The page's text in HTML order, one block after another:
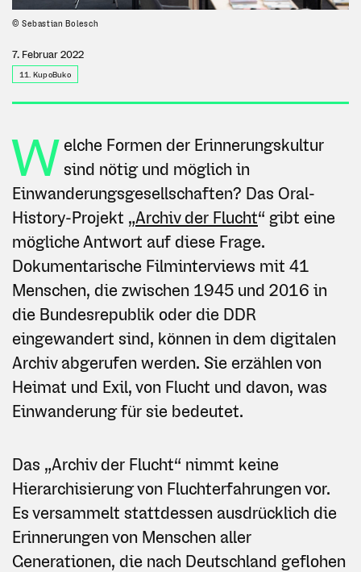
© Sebastian Bolesch
7. Februar 2022
11. KupoBuko
W elche Formen der Erinnerungskultur
sind nötig und möglich in
Einwanderungsgesellschaften? Das Oral-
History-Projekt „Archiv der Flucht“ gibt eine
mögliche Antwort auf diese Frage.
Dokumentarische Filminterviews mit 41
Menschen, die zwischen 1945 und 2016 in
die Bundesrepublik oder die DDR
eingewandert sind, können in dem digitalen
Archiv abgerufen werden. Sie erzählen von
Heimat und Exil, von Flucht und davon, was
Einwanderung für sie bedeutet.
Das „Archiv der Flucht“ nimmt keine
Hierarchisierung von Fluchterfahrungen vor.
Es versammelt stattdessen ausdrücklich die
Erinnerungen von Menschen aller
Generationen, die nach Deutschland geflohen